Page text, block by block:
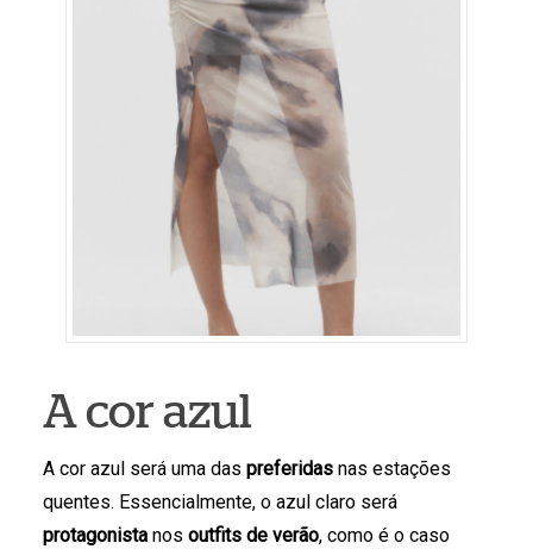
A cor azul
A cor azul será uma das preferidas nas estações
quentes. Essencialmente, o azul claro será
protagonista nos outfits de verão, como é o caso